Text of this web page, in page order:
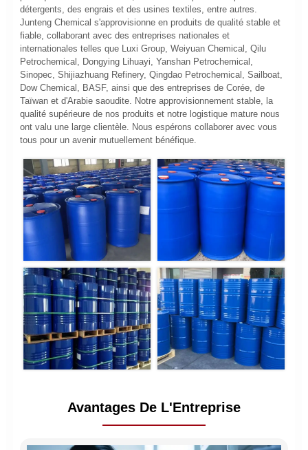
détergents, des engrais et des usines textiles, entre autres.
Junteng Chemical s'approvisionne en produits de qualité stable et
fiable, collaborant avec des entreprises nationales et
internationales telles que Luxi Group, Weiyuan Chemical, Qilu
Petrochemical, Dongying Lihuayi, Yanshan Petrochemical,
Sinopec, Shijiazhuang Refinery, Qingdao Petrochemical, Sailboat,
Dow Chemical, BASF, ainsi que des entreprises de Corée, de
Taïwan et d'Arabie saoudite. Notre approvisionnement stable, la
qualité supérieure de nos produits et notre logistique mature nous
ont valu une large clientèle. Nous espérons collaborer avec vous
tous pour un avenir mutuellement bénéfique.
Avantages De L'Entreprise